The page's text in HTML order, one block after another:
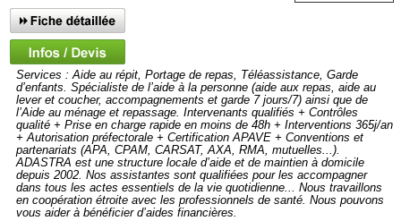
Services : Aide au répit, Portage de repas, Téléassistance, Garde
d’enfants. Spécialiste de l’aide à la personne (aide aux repas, aide au
lever et coucher, accompagnements et garde 7 jours/7) ainsi que de
l’Aide au ménage et repassage. Intervenants qualifiés + Contrôles
qualité + Prise en charge rapide en moins de 48h + Interventions 365j/an
+ Autorisation préfectorale + Certification APAVE + Conventions et
partenariats (APA, CPAM, CARSAT, AXA, RMA, mutuelles...).
ADASTRA est une structure locale d’aide et de maintien à domicile
depuis 2002. Nos assistantes sont qualifiées pour les accompagner
dans tous les actes essentiels de la vie quotidienne... Nous travaillons
en coopération étroite avec les professionnels de santé. Nous pouvons
vous aider à bénéficier d’aides financières.